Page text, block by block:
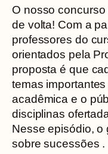
O nosso
de volta! Com a
professores do
orientados pela
proposta é que
temas
acadêmica e o
disciplinas
Nesse episódio, o
sobre sucessões .